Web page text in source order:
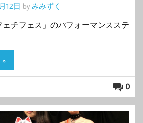
12日 by みみずく
ェチフェス」のパフォーマンスステ
»
0